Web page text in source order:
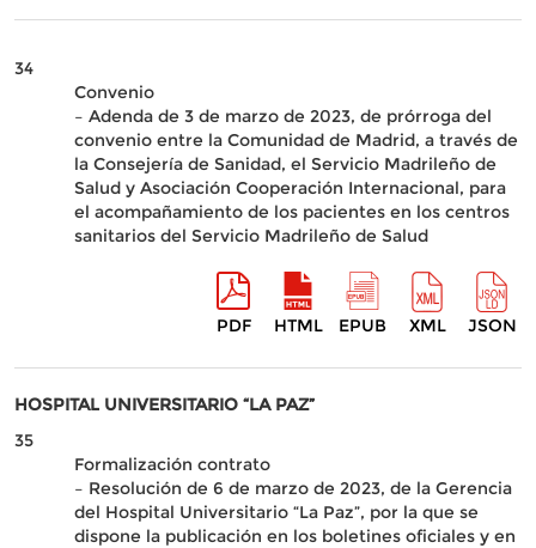
34
Convenio
– Adenda de 3 de marzo de 2023, de prórroga del
convenio entre la Comunidad de Madrid, a través de
la Consejería de Sanidad, el Servicio Madrileño de
Salud y Asociación Cooperación Internacional, para
el acompañamiento de los pacientes en los centros
sanitarios del Servicio Madrileño de Salud
PDF HTML EPUB XML JSON
HOSPITAL UNIVERSITARIO “LA PAZ”
35
Formalización contrato
– Resolución de 6 de marzo de 2023, de la Gerencia
del Hospital Universitario “La Paz”, por la que se
dispone la publicación en los boletines oficiales y en